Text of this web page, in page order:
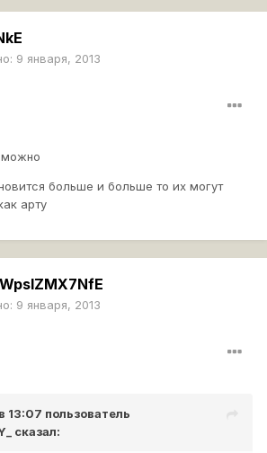
9 января, 2013
можно
больше и больше то их могут
арту
9 января, 2013
13:07 пользователь
сказал: